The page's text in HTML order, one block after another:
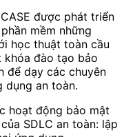
được phát triển
mềm những
học thuật toàn cầu
đào tạo bảo
để dạy các chuyên
dụng an toàn.
hoạt động bảo mật
SDLC an toàn: lập